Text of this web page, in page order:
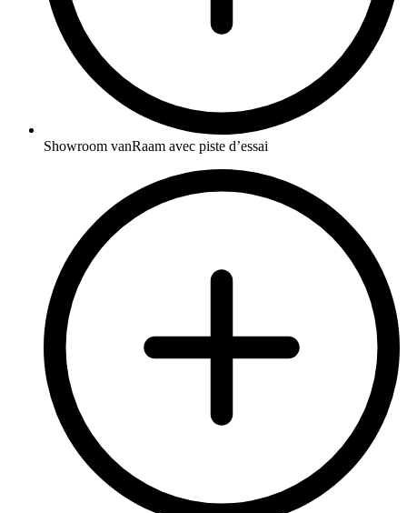
Showroom vanRaam avec piste d’essai